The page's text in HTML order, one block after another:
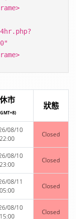
休市
狀態
08/10
22:00
Closed
08/10
23:00
Closed
08/11
05:00
Closed
08/10
15:00
Closed